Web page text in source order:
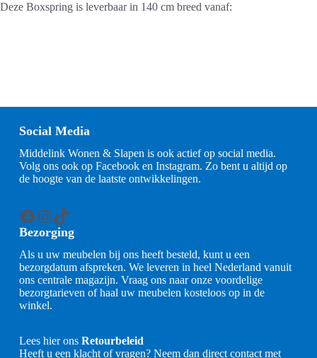
Deze Boxspring is leverbaar in 140 cm breed vanaf:
Social Media
Middelink Wonen & Slapen is ook actief op social media.
Volg ons ook op Facebook en Instagram. Zo bent u altijd op
de hoogte van de laatste ontwikkelingen.
Facebook
Instagram
TikTok
Bezorging
Als u uw meubelen bij ons heeft besteld, kunt u een
bezorgdatum afspreken. We leveren in heel Nederland vanuit
ons centrale magazijn. Vraag ons naar onze voordelige
bezorgtarieven of haal uw meubelen kosteloos op in de
winkel.
Lees hier ons Retourbeleid
Heeft u een klacht of vragen? Neem dan direct contact met